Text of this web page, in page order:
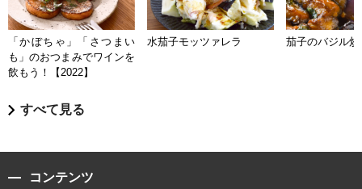
「かぼちゃ」「さつまい
も」のおつまみでワインを
飲もう！【2022】
水茄子モッツァレラ 茄子のバジル炒
すべて見る
コンテンツ